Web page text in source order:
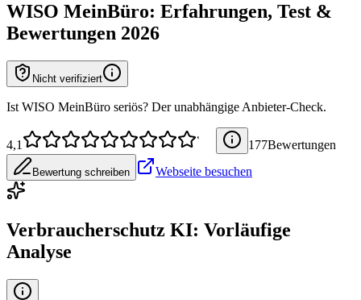
WISO MeinBüro: Erfahrungen, Test &
Bewertungen 2026
Nicht verifiziert
Ist WISO MeinBüro seriös? Der unabhängige Anbieter-Check.
4,1 177Bewertungen
Bewertung schreiben Webseite besuchen
Verbraucherschutz KI: Vorläufige
Analyse